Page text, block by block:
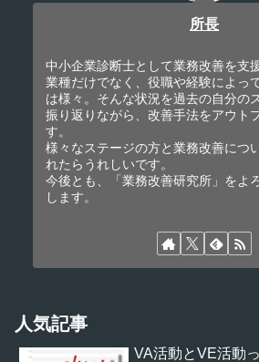
所長
中小企業診断士として業務改善を支
業種だけでなく、役職や経験によっ
は様々。そんな状況を過去の自分の
振り返りながら、改善手法をアウト
す。
様々なステージの方と業務改善につ
れたらうれしいです。
今後とも、「業務改善研究所」をよ
します。
人気記事
VA活動とVE活動